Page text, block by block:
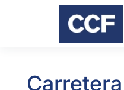
Skip to main content